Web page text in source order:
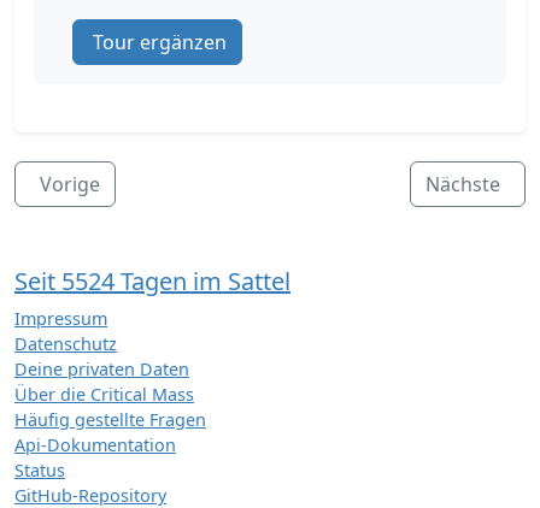
Tour ergänzen
Vorige Nächste
Seit 5524 Tagen im Sattel
Impressum
Datenschutz
Deine privaten Daten
Über die Critical Mass
Häufig gestellte Fragen
Api-Dokumentation
Status
GitHub-Repository